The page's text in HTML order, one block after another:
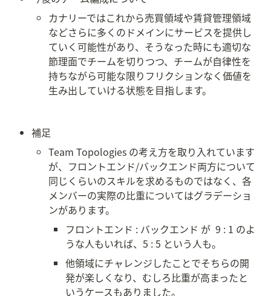
カナリーではこれから売買領域や賃貸管理領域
などさらに多くのドメインにサービスを提供し
ていく可能性があり、そうなった時にも適切な
節理面でチームを切りつつ、チームが自律性を
持ちながら可能な限りフリクションなく価値を
生み出していける状態を目指します。
補足
Team Topologies の考え方を取り入れています
が、フロントエンド/バックエンド両方について
同じくらいのスキルを求めるものではなく、各
メンバーの実際の比重についてはグラデーショ
ンがあります。
フロントエンド : バックエンド が  9 : 1 のよ
うな人もいれば、5 : 5 という人も。
他領域にチャレンジしたことでそちらの開
発が楽しくなり、むしろ比重が高まったと
いうケースもありました。